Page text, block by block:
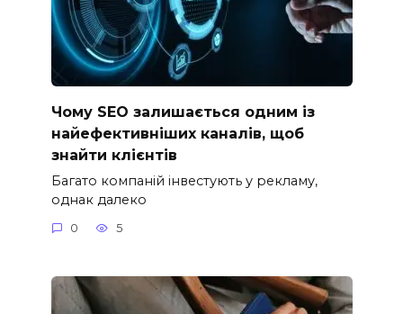
Чому SEO залишається одним із
найефективніших каналів, щоб
знайти клієнтів
Багато компаній інвестують у рекламу,
однак далеко
0 5